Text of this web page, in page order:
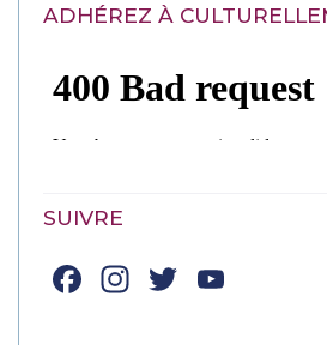
ADHÉREZ À
SUIVRE
Facebook
Instagram
Twitter